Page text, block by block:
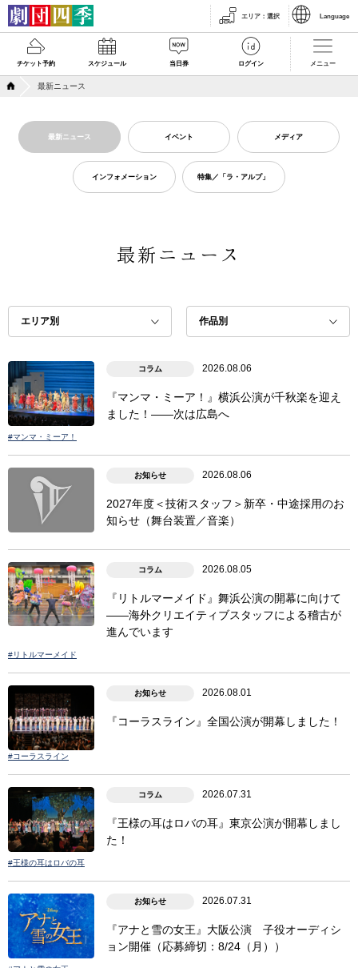
エリア ： 選択 Language
チケット予約 スケジュール 当日券 ログイン メニュー
最新ニュース
最新ニュース イベント メディア
インフォメーション 特集／「ラ・アルプ」
最新ニュース
コラム 2026.08.06
『マンマ・ミーア！』横浜公演が千秋楽を迎え
ました！――次は広島へ
#マンマ・ミーア！
お知らせ 2026.08.06
2027年度＜技術スタッフ＞新卒・中途採用のお
知らせ（舞台装置／音楽）
コラム 2026.08.05
『リトルマーメイド』舞浜公演の開幕に向けて
――海外クリエイティブスタッフによる稽古が
進んでいます
#リトルマーメイド
お知らせ 2026.08.01
『コーラスライン』全国公演が開幕しました！
#コーラスライン
コラム 2026.07.31
『王様の耳はロバの耳』東京公演が開幕しまし
た！
#王様の耳はロバの耳
お知らせ 2026.07.31
『アナと雪の女王』大阪公演 子役オーディシ
ョン開催（応募締切：8/24（月））